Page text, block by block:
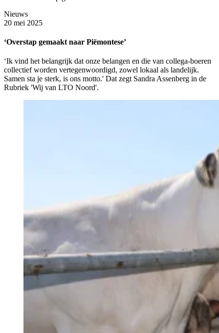
Nieuws
20 mei 2025
‘Overstap gemaakt naar Piëmontese’
‘Ik vind het belangrijk dat onze belangen en die van collega-boeren
collectief worden vertegenwoordigd, zowel lokaal als landelijk.
Samen sta je sterk, is ons motto.' Dat zegt Sandra Assenberg in de
Rubriek 'Wij van LTO Noord'.